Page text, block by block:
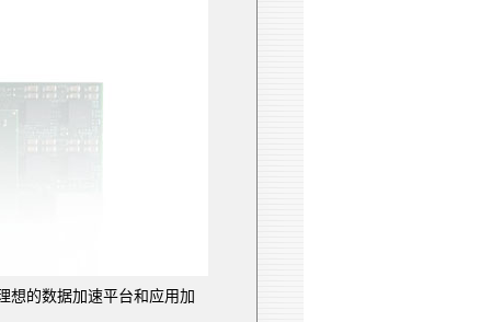
想的数据加速平台和应用加